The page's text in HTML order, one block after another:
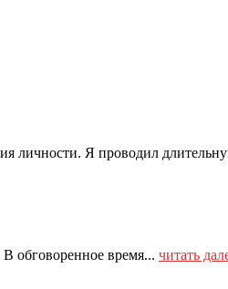
Я закончил
личности. Я проводил
обговоренное время... читать